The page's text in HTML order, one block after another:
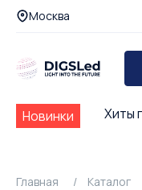
Москва
Новинки Хиты
Главная Каталог